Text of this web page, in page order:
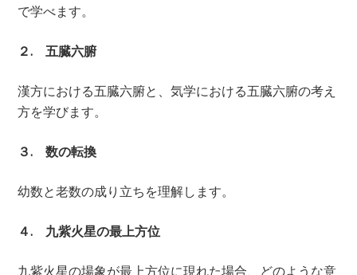
で学べます。
２. 五臓六腑
漢方における五臓六腑と、気学における五臓六腑の考え
方を学びます。
３. 数の転換
幼数と老数の成り立ちを理解します。
４. 九紫火星の最上方位
九紫火星の場象が最上方位に現れた場合、どのような意